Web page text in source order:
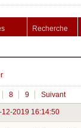
Recherche
8 9 Suivant
12-2019 16:14:50